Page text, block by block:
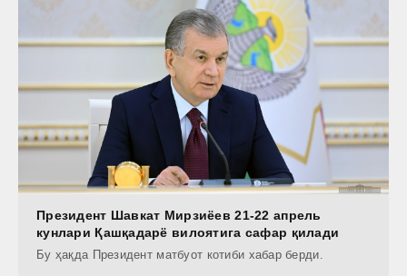
Президент Шавкат Мирзиёев 21-22 апрель
кунлари Қашқадарё вилоятига сафар қилади
Бу ҳақда Президент матбуот котиби хабар берди.